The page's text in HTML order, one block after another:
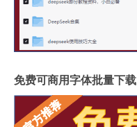
免费可商用字体批量下载